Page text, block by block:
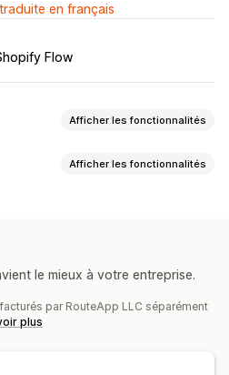
en français
Flow
Afficher les fonctionnalités
réel SMS
Afficher les fonctionnalités
Crédit en magasin
de réduction
le mieux à votre entreprise.
par RouteApp LLC séparément
plus